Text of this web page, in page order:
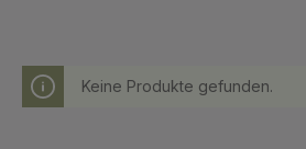
Keine Produkte gefunden.